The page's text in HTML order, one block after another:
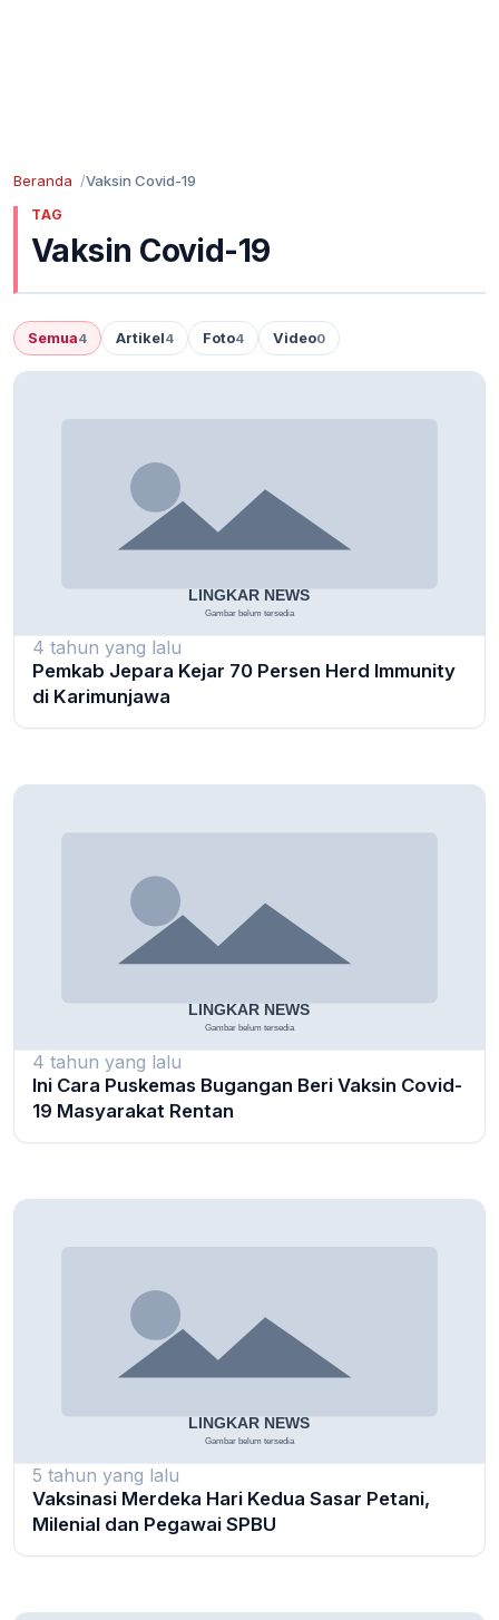
Beranda Vaksin Covid-19
TAG
Vaksin Covid-19
Semua4 Artikel4 Foto4 Video0
4 tahun yang lalu
Pemkab Jepara Kejar 70 Persen Herd Immunity
di Karimunjawa
4 tahun yang lalu
Ini Cara Puskemas Bugangan Beri Vaksin Covid-
19 Masyarakat Rentan
5 tahun yang lalu
Vaksinasi Merdeka Hari Kedua Sasar Petani,
Milenial dan Pegawai SPBU